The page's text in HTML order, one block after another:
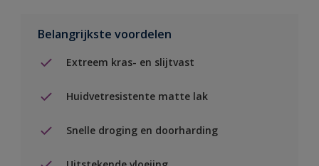
Belangrijkste voordelen
Extreem kras- en slijtvast
Huidvetresistente matte lak
Snelle droging en doorharding